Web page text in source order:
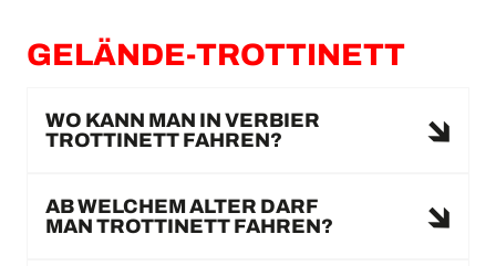
GELÄNDE-TROTTINETT
WO KANN MAN IN VERBIER
TROTTINETT FAHREN?
AB WELCHEM ALTER DARF
MAN TROTTINETT FAHREN?